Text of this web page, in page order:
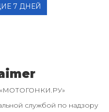
7 ДНЕЙ
«МОТОГОНКИ.РУ»
службой по надзору